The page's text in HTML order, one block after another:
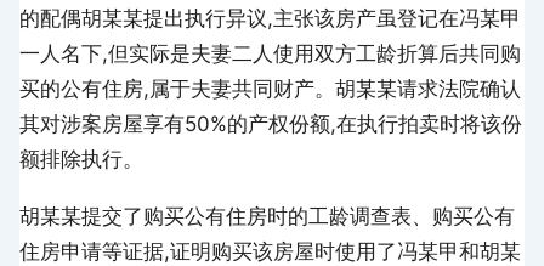
的配偶胡某某提出执行异议,主张该房产虽登记在冯某甲
一人名下,但实际是夫妻二人使用双方工龄折算后共同购
买的公有住房,属于夫妻共同财产。胡某某请求法院确认
其对涉案房屋享有50%的产权份额,在执行拍卖时将该份
额排除执行。
胡某某提交了购买公有住房时的工龄调查表、购买公有
住房申请等证据,证明购买该房屋时使用了冯某甲和胡某